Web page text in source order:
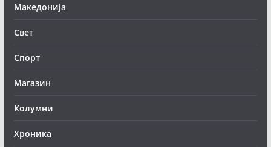
Македонија
Свет
Спорт
Магазин
Колумни
Хроника